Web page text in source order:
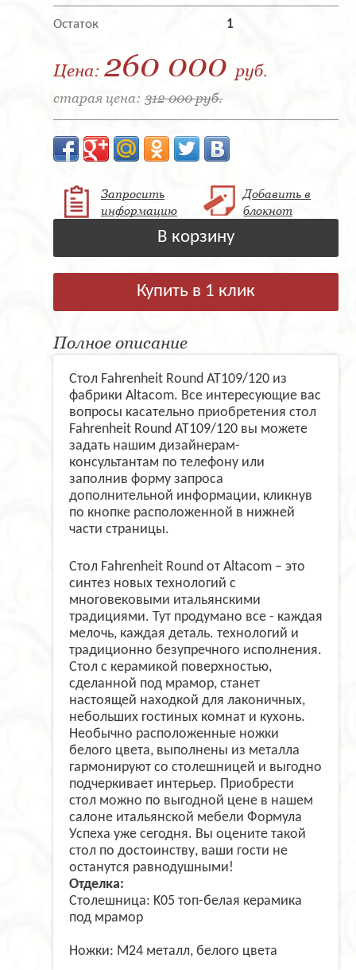
Остаток 1
Цена: 260 000 руб.
старая цена: 312 000 руб.
Запросить
информацию
Добавить в
блокнот
В корзину
Купить в 1 клик
Полное описание
Стол Fahrenheit Round AT109/120 из
фабрики Altacom. Все интересующие вас
вопросы касательно приобретения стол
Fahrenheit Round AT109/120 вы можете
задать нашим дизайнерам-
консультантам по телефону или
заполнив форму запроса
дополнительной информации, кликнув
по кнопке расположенной в нижней
части страницы.
Стол Fahrenheit Round от Altacom – это
синтез новых технологий с
многовековыми итальянскими
традициями. Тут продумано все - каждая
мелочь, каждая деталь. технологий и
традиционно безупречного исполнения.
Стол с керамикой поверхностью,
сделанной под мрамор, станет
настоящей находкой для лаконичных,
небольших гостиных комнат и кухонь.
Необычно расположенные ножки
белого цвета, выполнены из металла
гармонируют со столешницей и выгодно
подчеркивает интерьер. Приобрести
стол можно по выгодной цене в нашем
салоне итальянской мебели Формула
Успеха уже сегодня. Вы оцените такой
стол по достоинству, ваши гости не
останутся равнодушными!
Отделка:
Столешница: K05 топ-белая керамика
под мрамор
Ножки: M24 металл, белого цвета